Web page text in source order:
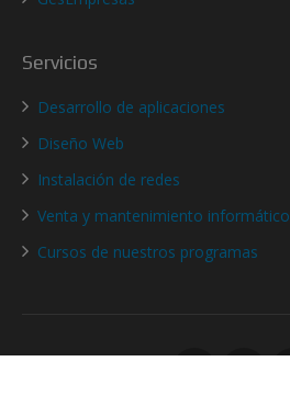
Servicios
Desarrollo de aplicaciones
Diseño Web
Instalación de redes
Venta y mantenimiento informático
Cursos de nuestros programas